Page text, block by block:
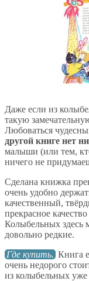
Даже если из
такую
Любоваться
другой книге нет
малыши (или тем,
ничего не
Сделана книжка
очень удобно
качественный,
прекрасное
Колыбельных здесь
довольно редкие.
Где купить. Книга
очень недорого
из колыбельных